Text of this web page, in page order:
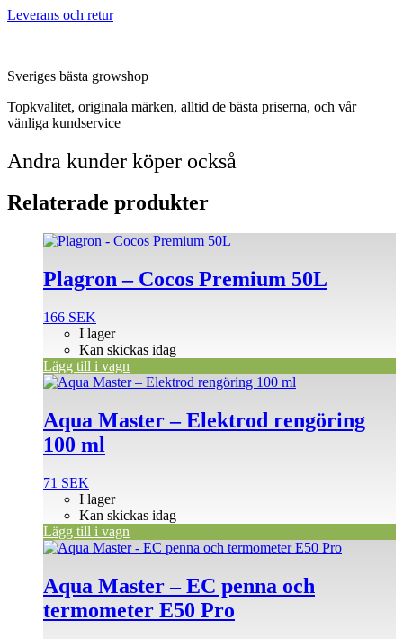
Leverans och retur
Sveriges bästa growshop
Topkvalitet, originala märken, alltid de bästa priserna, och vår
vänliga kundservice
Andra kunder köper också
Relaterade produkter
Plagron – Cocos Premium 50L
166 SEK
I lager
Kan skickas idag
Lägg till i vagn
Aqua Master – Elektrod rengöring
100 ml
71 SEK
I lager
Kan skickas idag
Lägg till i vagn
Aqua Master – EC penna och
termometer E50 Pro